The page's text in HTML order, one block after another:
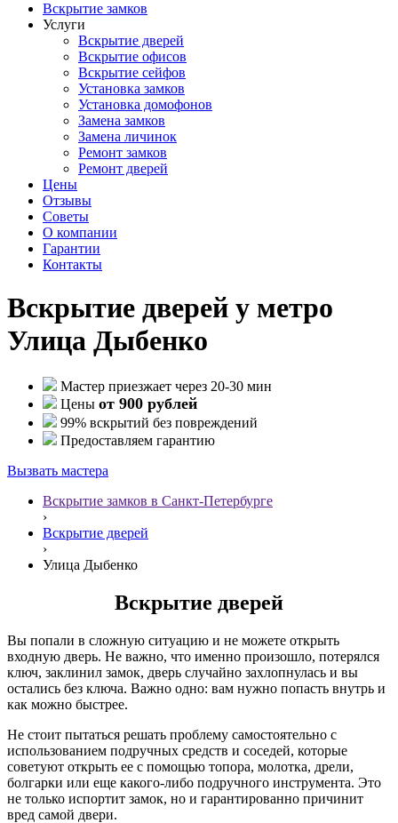
Вскрытие замков
Услуги
Вскрытие дверей
Вскрытие офисов
Вскрытие сейфов
Установка замков
Установка домофонов
Замена замков
Замена личинок
Ремонт замков
Ремонт дверей
Цены
Отзывы
Советы
О компании
Гарантии
Контакты
Вскрытие дверей у метро
Улица Дыбенко
Мастер приезжает через 20-30 мин
Цены от 900 рублей
99% вскрытий без повреждений
Предоставляем гарантию
Вызвать мастера
Вскрытие замков в Санкт-Петербурге
›
Вскрытие дверей
›
Улица Дыбенко
Вскрытие дверей
Вы попали в сложную ситуацию и не можете открыть
входную дверь. Не важно, что именно произошло, потерялся
ключ, заклинил замок, дверь случайно захлопнулась и вы
остались без ключа. Важно одно: вам нужно попасть внутрь и
как можно быстрее.
Не стоит пытаться решать проблему самостоятельно с
использованием подручных средств и соседей, которые
советуют открыть ее с помощью топора, молотка, дрели,
болгарки или еще какого-либо подручного инструмента. Это
не только испортит замок, но и гарантированно причинит
вред самой двери.